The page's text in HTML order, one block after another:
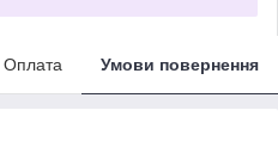
Оплата Умови повернення